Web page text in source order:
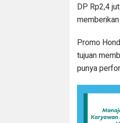
DP Rp2,4
Promo
tujuan
punya